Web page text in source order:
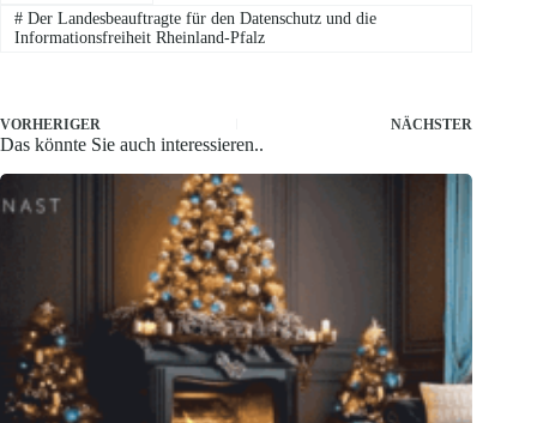
#Der Landesbeauftragte für den Datenschutz und die
Informationsfreiheit Rheinland-Pfalz
VORHERIGER NÄCHSTER
Das könnte Sie auch interessieren..